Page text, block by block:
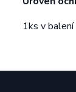
1ks v balení